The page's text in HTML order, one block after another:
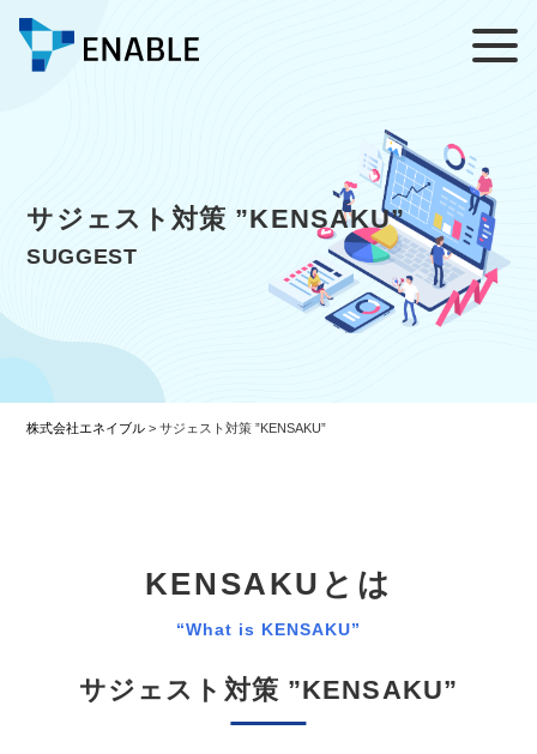
サジェスト対策 ”KENSAKU”
SUGGEST
株式会社エネイブル >サジェスト対策 ”KENSAKU”
KENSAKUとは
“What is KENSAKU”
サジェスト対策 ”KENSAKU”